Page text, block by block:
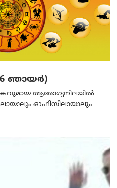
ഞായര്‍)
ആരോഗ്യനിലയിൽ
ഓഫിസിലായാലും